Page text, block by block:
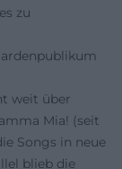
zu
weit über
Mia! (seit
Songs in neue
blieb die